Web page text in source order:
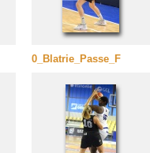
0_Blatrie_Passe_F